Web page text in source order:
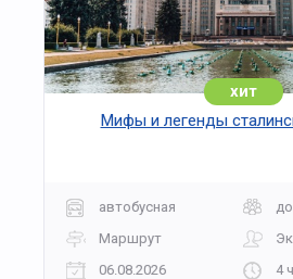
шарик, который потом вы
Парадном зале вас встретит
конечно, главный
Мороз.
хит
Мифы и легенды
автобусная
Маршрут
06.08.2026
4